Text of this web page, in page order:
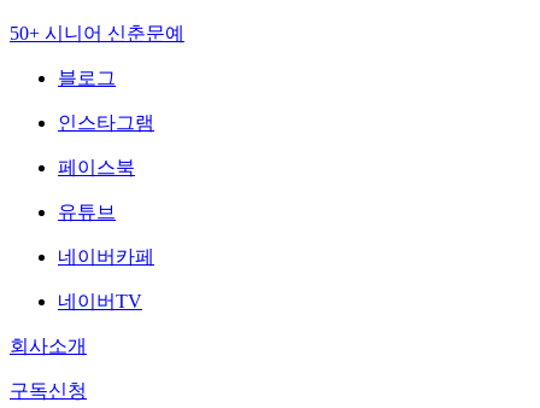
50+ 시니어 신춘문예
블로그
인스타그램
페이스북
유튜브
네이버카페
네이버TV
회사소개
구독신청